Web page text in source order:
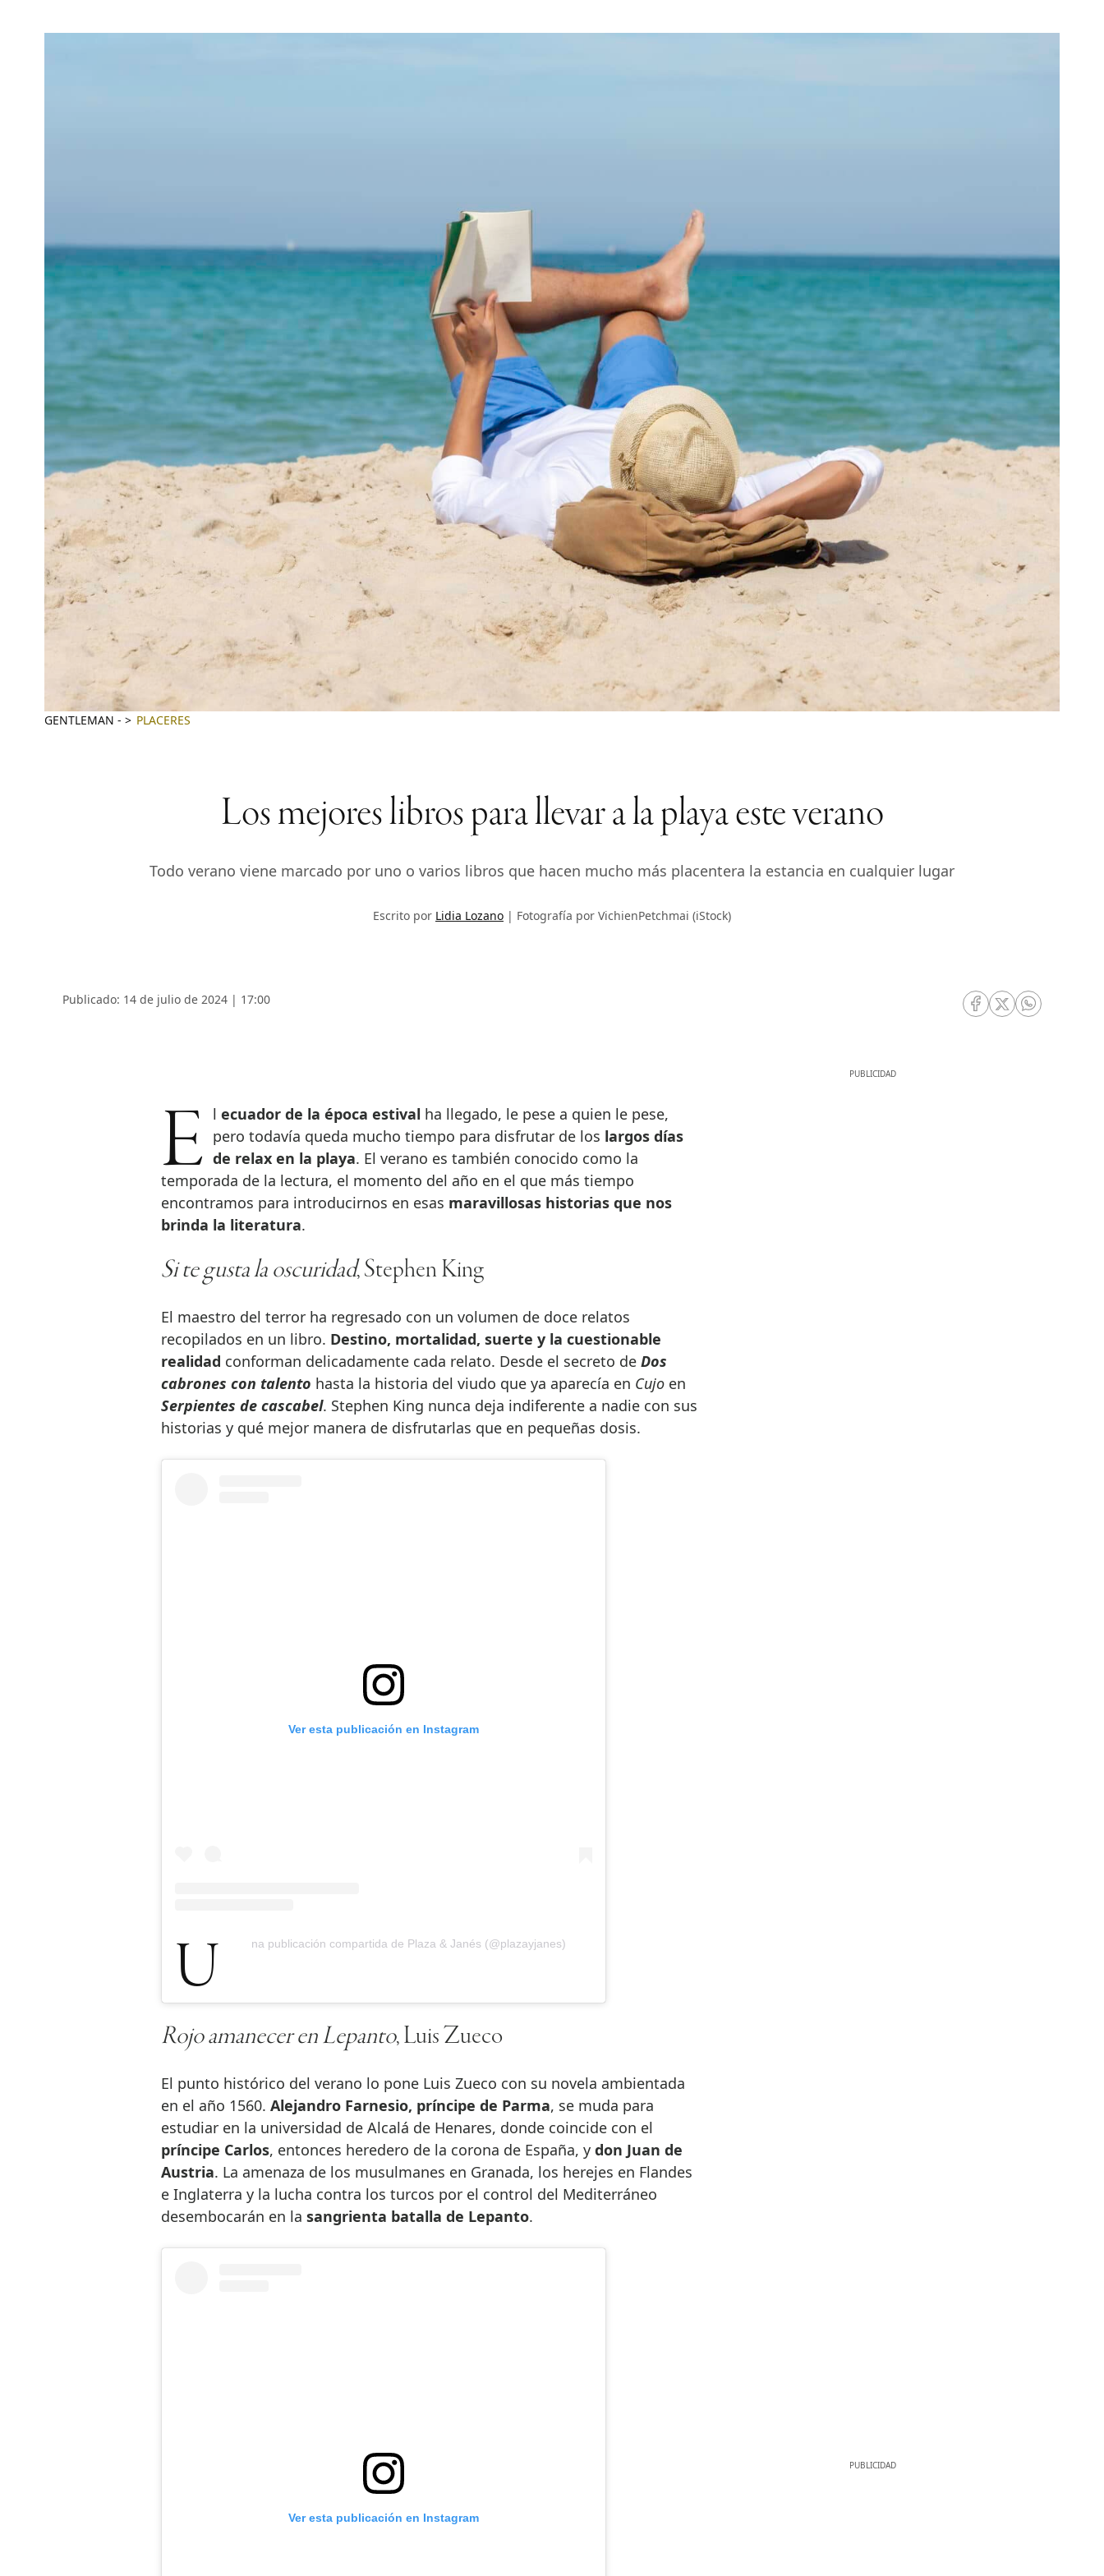
GENTLEMAN - PLACERES
Los mejores libros para llevar a la playa este verano
Todo verano viene marcado por uno o varios libros que hacen mucho más placentera la estancia en cualquier lugar
Escrito por Lidia Lozano Fotografía por VichienPetchmai (iStock)
Publicado: 14 de julio de 2024 | 17:00
RRSS Facebook
RRSS Twitter
RRSS
El ecuador de la época estival ha llegado, le pese a quien le pese,
pero todavía queda mucho tiempo para disfrutar de los largos días
de relax en la playa. El verano es también conocido como la
temporada de la lectura, el momento del año en el que más tiempo
encontramos para introducirnos en esas maravillosas historias que nos
brinda la literatura.
Si te gusta la oscuridad, Stephen King
El maestro del terror ha regresado con un volumen de doce relatos
recopilados en un libro. Destino, mortalidad, suerte y la cuestionable
realidad conforman delicadamente cada relato. Desde el secreto de Dos
cabrones con talento hasta la historia del viudo que ya aparecía en Cujoen
Serpientes de cascabel. Stephen King nunca deja indiferente a nadie con sus
historias y qué mejor manera de disfrutarlas que en pequeñas dosis.
Ver esta publicación en Instagram
Una publicación compartida de Plaza & Janés (@plazayjanes)
Rojo amanecer en Lepanto, Luis Zueco
El punto histórico del verano lo pone Luis Zueco con su novela ambientada
en el año 1560. Alejandro Farnesio, príncipe de Parma, se muda para
estudiar en la universidad de Alcalá de Henares, donde coincide con el
príncipe Carlos, entonces heredero de la corona de España, y don Juan de
Austria. La amenaza de los musulmanes en Granada, los herejes en Flandes
e Inglaterra y la lucha contra los turcos por el control del Mediterráneo
desembocarán en la sangrienta batalla de Lepanto.
Ver esta publicación en Instagram